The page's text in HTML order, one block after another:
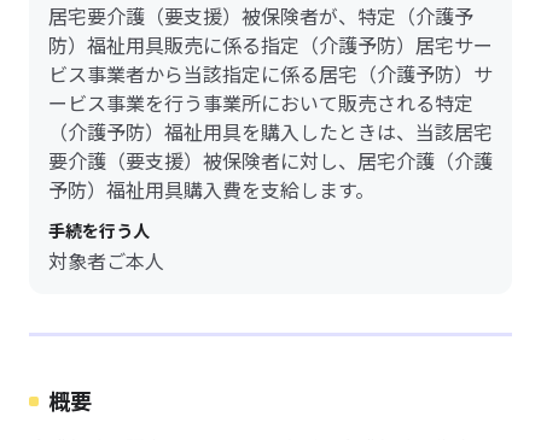
居宅要介護（要支援）被保険者が、特定（介護予
防）福祉用具販売に係る指定（介護予防）居宅サー
ビス事業者から当該指定に係る居宅（介護予防）サ
ービス事業を行う事業所において販売される特定
（介護予防）福祉用具を購入したときは、当該居宅
要介護（要支援）被保険者に対し、居宅介護（介護
予防）福祉用具購入費を支給します。
手続を行う人
対象者ご本人
概要